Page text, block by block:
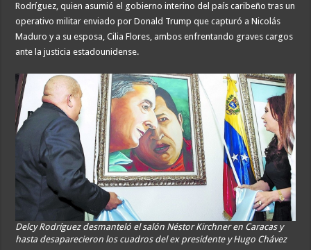
Rodríguez, quien asumió el gobierno interino del país caribeño tras un
operativo militar enviado por Donald Trump que capturó a Nicolás
Maduro y a su esposa, Cilia Flores, ambos enfrentando graves cargos
ante la justicia estadounidense.
Delcy Rodríguez desmanteló el salón Néstor Kirchner en Caracas y
hasta desaparecieron los cuadros del ex presidente y Hugo Chávez